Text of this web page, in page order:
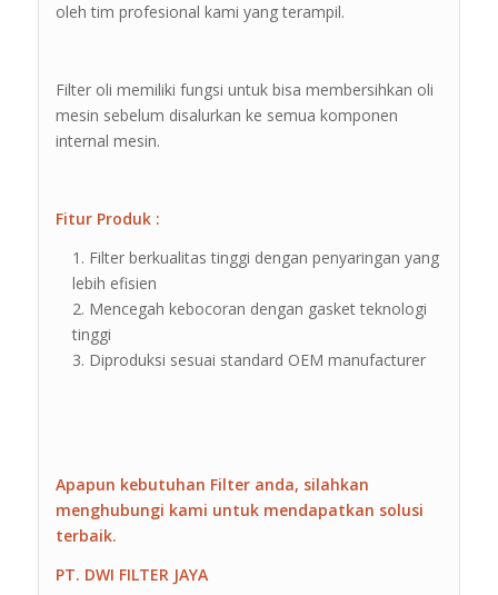
oleh tim profesional kami yang terampil.
Filter oli memiliki fungsi untuk bisa membersihkan oli
mesin sebelum disalurkan ke semua komponen
internal mesin.
Fitur Produk :
Filter berkualitas tinggi dengan penyaringan yang
lebih efisien
Mencegah kebocoran dengan gasket teknologi
tinggi
Diproduksi sesuai standard OEM manufacturer
Apapun kebutuhan Filter anda, silahkan
menghubungi kami untuk mendapatkan solusi
terbaik.
PT. DWI FILTER JAYA